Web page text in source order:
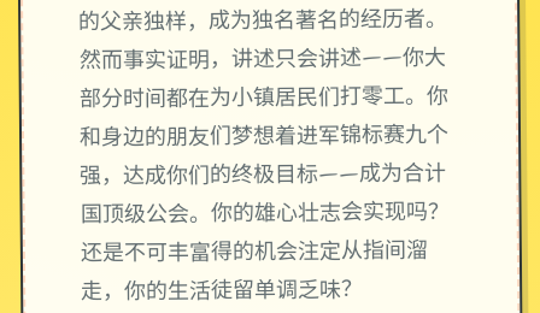
的父亲独样，成为独名著名的经历者。
然而事实证明，讲述只会讲述——你大
部分时间都在为小镇居民们打零工。你
和身边的朋友们梦想着进军锦标赛九个
强，达成你们的终极目标——成为合计
国顶级公会。你的雄心壮志会实现吗？
还是不可丰富得的机会注定从指间溜
走，你的生活徒留单调乏味？